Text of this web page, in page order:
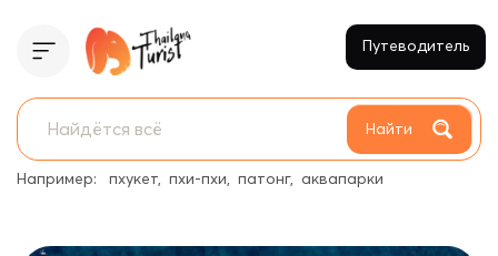
Найти
Например: пхукет пхи-пхи патонг аквапарки
Путеводитель